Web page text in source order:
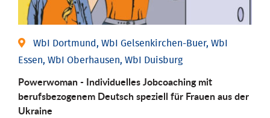
WbI Dortmund, WbI Gelsenkirchen-Buer, WbI
Essen, WbI Oberhausen, WbI Duisburg
Powerwoman - Individuelles Jobcoaching mit
berufsbezogenem Deutsch speziell für Frauen aus der
Ukraine